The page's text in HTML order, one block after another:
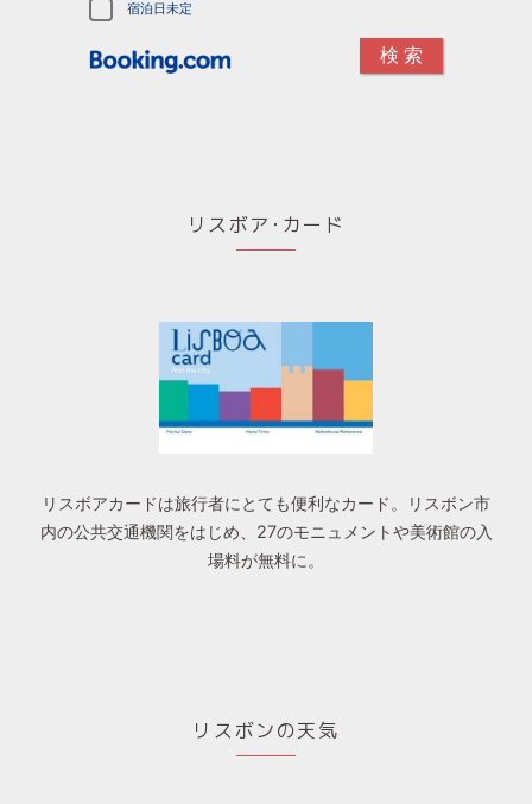
宿泊日未定
リスボア･カード
リスボアカードは旅行者にとても便利なカード。リスボン市
内の公共交通機関をはじめ、27のモニュメントや美術館の入
場料が無料に。
リスボンの天気